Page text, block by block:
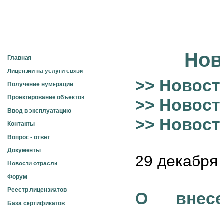
Главная
Лицензии на услуги связи
Получение нумерации
Проектирование объектов
Ввод в эксплуатацию
Контакты
Вопрос - ответ
Документы
Новости отрасли
Форум
Реестр лицензиатов
База сертификатов
>>
>>
>>
29 декабря
О